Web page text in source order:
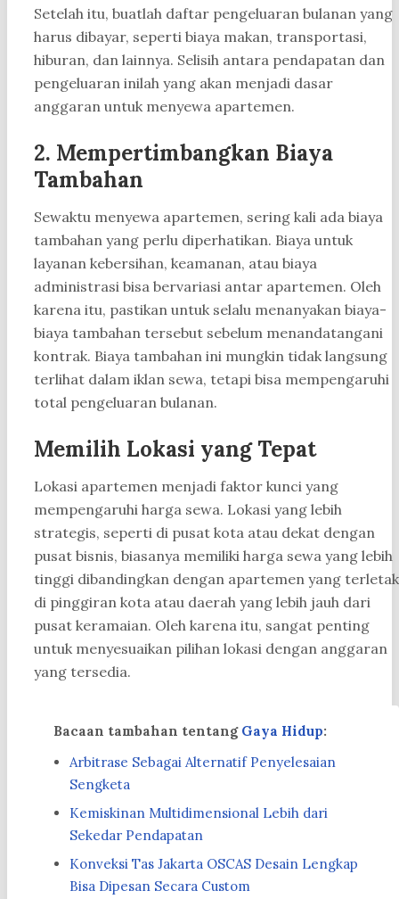
Setelah itu, buatlah daftar pengeluaran bulanan yang
harus dibayar, seperti biaya makan, transportasi,
hiburan, dan lainnya. Selisih antara pendapatan dan
pengeluaran inilah yang akan menjadi dasar
anggaran untuk menyewa apartemen.
2. Mempertimbangkan Biaya
Tambahan
Sewaktu menyewa apartemen, sering kali ada biaya
tambahan yang perlu diperhatikan. Biaya untuk
layanan kebersihan, keamanan, atau biaya
administrasi bisa bervariasi antar apartemen. Oleh
karena itu, pastikan untuk selalu menanyakan biaya-
biaya tambahan tersebut sebelum menandatangani
kontrak. Biaya tambahan ini mungkin tidak langsung
terlihat dalam iklan sewa, tetapi bisa mempengaruhi
total pengeluaran bulanan.
Memilih Lokasi yang Tepat
Lokasi apartemen menjadi faktor kunci yang
mempengaruhi harga sewa. Lokasi yang lebih
strategis, seperti di pusat kota atau dekat dengan
pusat bisnis, biasanya memiliki harga sewa yang lebih
tinggi dibandingkan dengan apartemen yang terletak
di pinggiran kota atau daerah yang lebih jauh dari
pusat keramaian. Oleh karena itu, sangat penting
untuk menyesuaikan pilihan lokasi dengan anggaran
yang tersedia.
Bacaan tambahan tentang Gaya Hidup:
Arbitrase Sebagai Alternatif Penyelesaian
Sengketa
Kemiskinan Multidimensional Lebih dari
Sekedar Pendapatan
Konveksi Tas Jakarta OSCAS Desain Lengkap
Bisa Dipesan Secara Custom